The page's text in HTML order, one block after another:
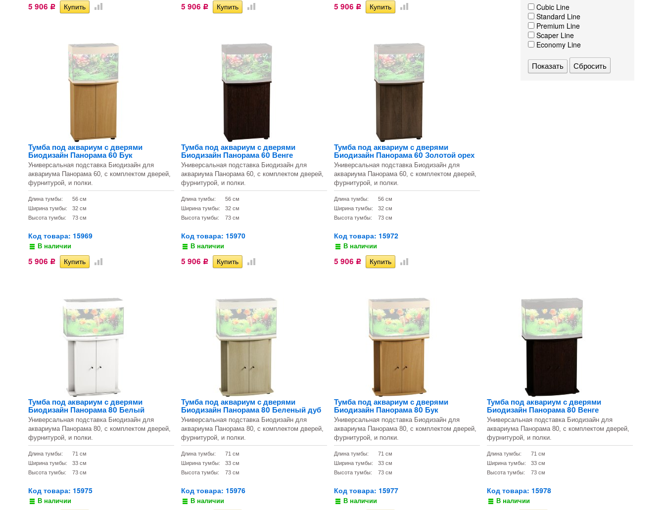
Cubic Line
Standard Line
Premium Line
Scaper Line
Economy Line
Сбросить
5 906 Р 5 906 Р 5 906 Р
Тумба под аквариум с дверями
Биодизайн Панорама 60 Бук
Универсальная подставка Биодизайн для
аквариума Панорама 60, с комплектом дверей,
фурнитурой, и полки.
Длина тумбы:
56 см
Ширина тумбы:
32 см
Высота тумбы:
73 см
Код товара: 15969
В наличии
5 906 Р
Тумба под аквариум с дверями
Биодизайн Панорама 60 Венге
Универсальная подставка Биодизайн для
аквариума Панорама 60, с комплектом дверей,
фурнитурой, и полки.
Длина тумбы:
56 см
Ширина тумбы:
32 см
Высота тумбы:
73 см
Код товара: 15970
В наличии
5 906 Р
Тумба под аквариум с дверями
Биодизайн Панорама 60 Золотой орех
Универсальная подставка Биодизайн для
аквариума Панорама 60, с комплектом дверей,
фурнитурой, и полки.
Длина тумбы:
56 см
Ширина тумбы:
32 см
Высота тумбы:
73 см
Код товара: 15972
В наличии
5 906 Р
Тумба под аквариум с дверями
Биодизайн Панорама 80 Белый
Универсальная подставка Биодизайн для
аквариума Панорама 80, с комплектом дверей,
фурнитурой, и полки.
Длина тумбы:
71 см
Ширина тумбы:
33 см
Высота тумбы:
73 см
Код товара: 15975
В наличии
Тумба под аквариум с дверями
Биодизайн Панорама 80 Беленый дуб
Универсальная подставка Биодизайн для
аквариума Панорама 80, с комплектом дверей,
фурнитурой, и полки.
Длина тумбы:
71 см
Ширина тумбы:
33 см
Высота тумбы:
73 см
Код товара: 15976
В наличии
Тумба под аквариум с дверями
Биодизайн Панорама 80 Бук
Универсальная подставка Биодизайн для
аквариума Панорама 80, с комплектом дверей,
фурнитурой, и полки.
Длина тумбы:
71 см
Ширина тумбы:
33 см
Высота тумбы:
73 см
Код товара: 15977
В наличии
Тумба под аквариум с дверями
Биодизайн Панорама 80 Венге
Универсальная подставка Биодизайн для
аквариума Панорама 80, с комплектом дверей,
фурнитурой, и полки.
Длина тумбы:
71 см
Ширина тумбы:
33 см
Высота тумбы:
73 см
Код товара: 15978
В наличии